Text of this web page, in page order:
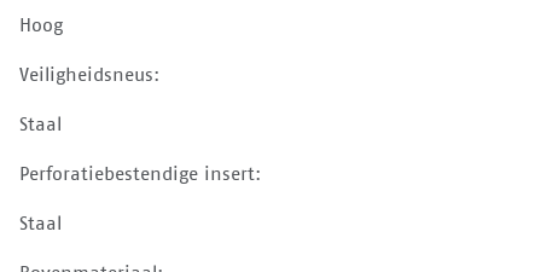
Hoog
Veiligheidsneus:
Staal
Perforatiebestendige insert:
Staal